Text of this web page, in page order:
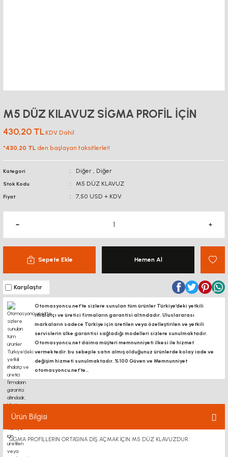
M5 DÜZ KILAVUZ SİGMA PROFİL İÇİN
430,20 TL KDV Dahil
*430,20 TL den başlayan taksitlerle!!
Kategori Diğer , Diğer
Stok Kodu M5 DÜZ KLAVUZ
Fiyat 7,50 USD + KDV
Sepete Ekle Hemen Al
Karşılaştır
Otomasyoncu.net’te sizlere sunulan tüm ürünler Türkiye’deki yetkili
ithalatçı ve üretici firmaların garantisi altındadır, Uluslararası
markaların sadece Türkiye için üretilen veya özelleştirilen ve yetkili
servislerin ülke garantisi sağladığı modelleri sizlere sunulmaktadır.
Otomasyoncu.net daima müşteri memnunniyeti ilkesi ile hizmet
vermektedir. bu sebeple satın almış olduğunuz ürünlerde kolay iade ve
değişim hizmeti sunulmaktadır. %100 Güven ve Memnunniyet
otomasyoncu.net’te...
Ürün Bilgisi
SİGMA PROFİLLERİN ORTASINA DİŞ AÇMAK İÇİN M5 DÜZ KLAVUZDUR.